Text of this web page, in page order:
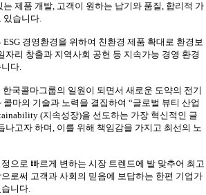
제품 개발, 고객이 원하는 납기와 품질, 합리적 가
있습니다.
경영환경을 위하여 친환경 제품 확대로 환경보
자리 창출과 지역사회 공헌 등 지속가능 경영 환경
다.
국콜마그룹의 일원이 되면서 새로운 도약의 전기
마의 기술과 노력을 결집하여 “글로벌 뷰티 산업
(지속성장)을 선도하는 가장 혁신적인 글
나고자 하며, 이를 위해 책임감을 가지고 최선의 노
으로 빠르게 변하는 시장 트렌드에 발 맞추어 최고
로써 고객과 사회의 믿음에 보답하는 한편 기업가
니다.